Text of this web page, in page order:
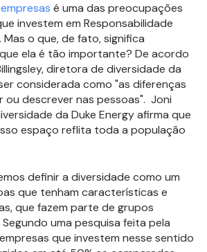
é uma das preocupações
investem em Responsabilidade
Mas o que, de fato, significa
ela é tão importante? De acordo
diretora de diversidade da
considerada como "as diferenças
ou descrever nas pessoas". Joni
da Duke Energy afirma que
espaço reflita toda a população
definir a diversidade como um
que tenham características e
que fazem parte de grupos
uma pesquisa feita pela
que investem nesse sentido